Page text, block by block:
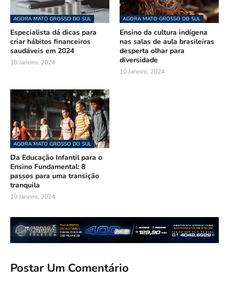
AGORA MATO GROSSO DO SUL
Especialista dá dicas para
criar hábitos financeiros
saudáveis em 2024
10 Janeiro, 2024
AGORA MATO GROSSO DO SUL
Ensino da cultura indígena
nas salas de aula brasileiras
desperta olhar para
diversidade
10 Janeiro, 2024
AGORA MATO GROSSO DO SUL
Da Educação Infantil para o
Ensino Fundamental: 8
passos para uma transição
tranquila
10 Janeiro, 2024
Postar Um Comentário